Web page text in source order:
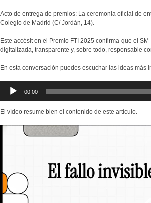
Acto de entrega de premios: La ceremonia oficial de
Colegio de Madrid (C/ Jordán, 14).
Este accésit en el Premio FTI 2025 confirma que el
digitalizada, transparente y, sobre todo, responsable
En esta conversación puedes escuchar las ideas más
audio
00:00
El vídeo resume bien el contenido de este artículo.